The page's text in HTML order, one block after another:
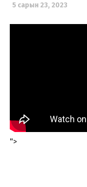
5 сарын 23, 2023
">